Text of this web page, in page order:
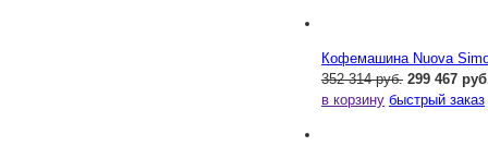
Кофемашина Nuova
352 314 руб. 299 467
в корзину быстрый заказ